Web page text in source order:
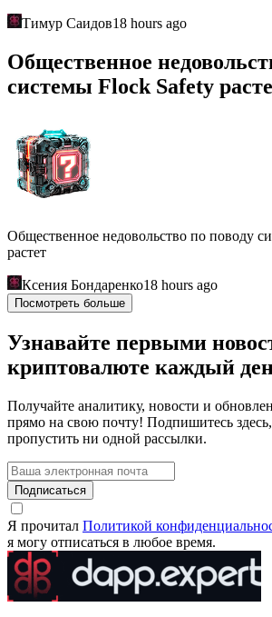
Тимур Саидов18 hours ago
Общественное
системы Flock Safety
Общественное недовольство по поводу
растет
Ксения Бондаренко18 hours ago
Посмотреть больше
Узнавайте первыми
криптовалюте каждый
Получайте аналитику, новости и
прямо на свою почту! Подпишитесь
пропустить ни одной рассылки.
Подписаться
Я прочитал Политикой
я могу отписаться в любое время.